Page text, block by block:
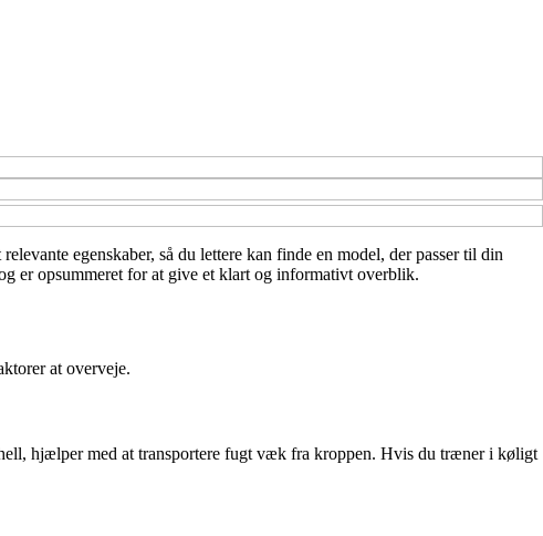
egenskaber, så du lettere kan finde en model, der passer til din
er opsummeret for at give et klart og informativt overblik.
at overveje.
hjælper med at transportere fugt væk fra kroppen. Hvis du træner i køligt